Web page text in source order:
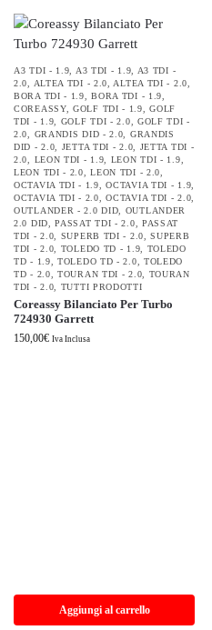
A3 TDI - 1.9 A3 TDI - 1.9
A3 TDI -
2.0
ALTEA TDI - 2.0 ALTEA TDI - 2.0
BORA TDI - 1.9 ,BORA TDI - 1.9
COREASSY,GOLF TDI - 1.9 ,GOLF
TDI - 1.9
GOLF TDI - 2.0
GOLF TDI -
2.0
GRANDIS DID - 2.0
GRANDIS
DID - 2.0
JETTA TDI - 2.0
JETTA TDI -
2.0
LEON TDI - 1.9 LEON TDI - 1.9
LEON TDI - 2.0 ,LEON TDI - 2.0
OCTAVIA TDI - 1.9 ,OCTAVIA TDI - 1.9
OCTAVIA TDI - 2.0 ,OCTAVIA TDI - 2.0
OUTLANDER - 2.0 DID
OUTLANDER
2.0 DID ,PASSAT TDI - 2.0
PASSAT
TDI - 2.0
SUPERB TDI - 2.0 ,SUPERB
TDI - 2.0
TOLEDO TD - 1.9
TOLEDO
TD - 1.9 ,TOLEDO TD - 2.0
TOLEDO
TD - 2.0 ,TOURAN TDI - 2.0
TOURAN
TDI - 2.0
TUTTI PRODOTTI
Coreassy Bilanciato Per Turbo
724930 Garrett
150,00€ Iva Inclusa
Aggiungi al carrello